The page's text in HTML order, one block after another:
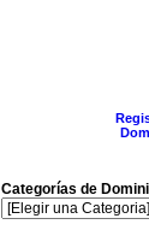
Categorías de